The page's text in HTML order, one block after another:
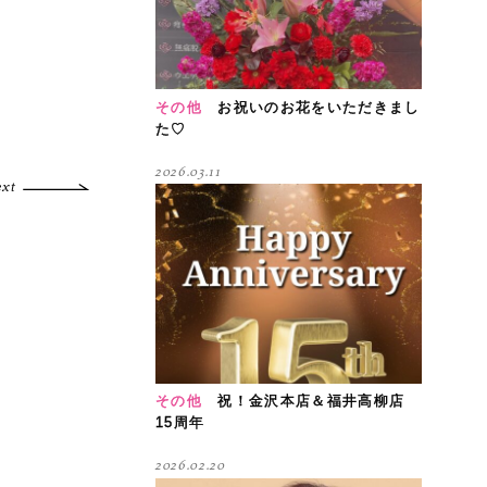
その他
お祝いのお花をいただきまし
た♡
その他
祝！金沢本店＆福井高柳店
15周年
2026.03.11
2026.02.20